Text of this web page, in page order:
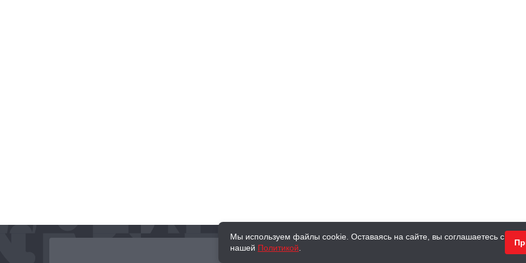
КНИГИ ПОДАРКИ
Мы используем файлы cookie. Оставаясь на сайте, вы соглашаетесь с
нашей Политикой